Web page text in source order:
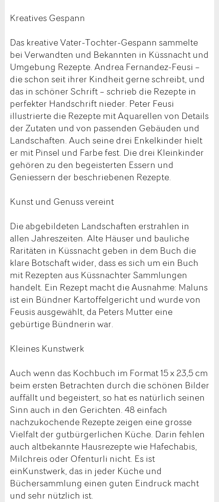
Kreatives Gespann
Das kreative Vater-Tochter-Gespann sammelte
bei Verwandten und Bekannten in Küssnacht und
Umgebung Rezepte. Andrea Fernandez-Feusi –
die schon seit ihrer Kindheit gerne schreibt, und
das in schöner Schrift – schrieb die Rezepte in
perfekter Handschrift nieder. Peter Feusi
illustrierte die Rezepte mit Aquarellen von Details
der Zutaten und von passenden Gebäuden und
Landschaften. Auch seine drei Enkelkinder hielt
er mit Pinsel und Farbe fest. Die drei Kleinkinder
gehören zu den begeisterten Essern und
Geniessern der beschriebenen Rezepte.
Kunst und Genuss vereint
Die abgebildeten Landschaften erstrahlen in
allen Jahreszeiten. Alte Häuser und bauliche
Raritäten in Küssnacht geben in dem Buch die
klare Botschaft wider, dass es sich um ein Buch
mit Rezepten aus Küssnachter Sammlungen
handelt. Ein Rezept macht die Ausnahme: Maluns
ist ein Bündner Kartoffelgericht und wurde von
Feusis ausgewählt, da Peters Mutter eine
gebürtige Bündnerin war.
Kleines Kunstwerk
Auch wenn das Kochbuch im Format 15 x 23,5 cm
beim ersten Betrachten durch die schönen Bilder
auffällt und begeistert, so hat es natürlich seinen
Sinn auch in den Gerichten. 48 einfach
nachzukochende Rezepte zeigen eine grosse
Vielfalt der gutbürgerlichen Küche. Darin fehlen
auch altbekannte Hausrezepte wie Hafechabis,
Milchreis oder Ofenturli nicht. Es ist
einKunstwerk, das in jeder Küche und
Büchersammlung einen guten Eindruck macht
und sehr nützlich ist.